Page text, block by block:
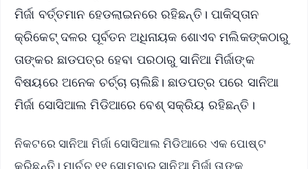
ମିର୍ଜା ବର୍ତ୍ତମାନ ହେଡଲାଇନରେ ରହିଛନ୍ତି। ପାକିସ୍ତାନ
କ୍ରିକେଟ୍ ଦଳର ପୂର୍ବତନ ଅଧିନାୟକ ଶୋଏବ ମଲିକଙ୍କଠାରୁ
ତାଙ୍କର ଛାଡପତ୍ର ହେବା ପରଠାରୁ ସାନିଆ ମିର୍ଜାଙ୍କ
ବିଷୟରେ ଅନେକ ଚର୍ଚ୍ଚା ଚାଲିଛି। ଛାଡପତ୍ର ପରେ ସାନିଆ
ମିର୍ଜା ସୋସିଆଲ ମିଡିଆରେ ବେଶ୍ ସକ୍ରିୟ ରହିଛନ୍ତି।
ନିକଟରେ ସାନିଆ ମିର୍ଜା ସୋସିଆଲ ମିଡିଆରେ ଏକ ପୋଷ୍ଟ
କରିଛନ୍ତି। ମାର୍ଚ୍ଚ ୧୧ ସୋମବାର ସାନିଆ ମିର୍ଜା ତାଙ୍କ